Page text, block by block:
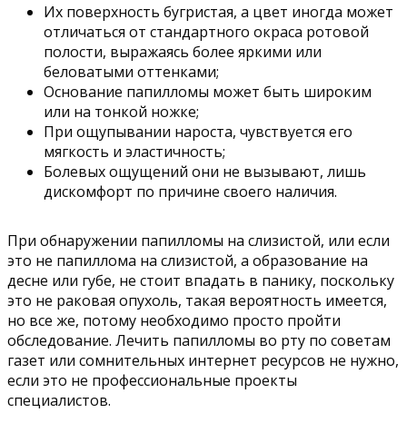
Их поверхность бугристая, а цвет иногда может
отличаться от стандартного окраса ротовой
полости, выражаясь более яркими или
беловатыми оттенками;
Основание папилломы может быть широким
или на тонкой ножке;
При ощупывании нароста, чувствуется его
мягкость и эластичность;
Болевых ощущений они не вызывают, лишь
дискомфорт по причине своего наличия.
При обнаружении папилломы на слизистой, или если
это не папиллома на слизистой, а образование на
десне или губе, не стоит впадать в панику, поскольку
это не раковая опухоль, такая вероятность имеется,
но все же, потому необходимо просто пройти
обследование. Лечить папилломы во рту по советам
газет или сомнительных интернет ресурсов не нужно,
если это не профессиональные проекты
специалистов.